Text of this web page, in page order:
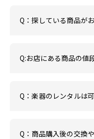
Q：探している商品が
Q:お店にある商品の値
Q：楽器のレンタルは
Q：商品購入後の交換